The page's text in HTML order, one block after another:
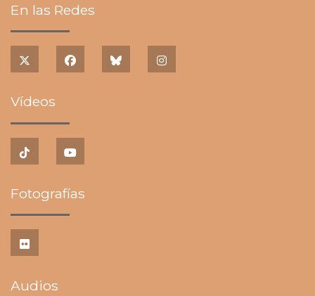
En las Redes
Vídeos
Fotografías
Audios